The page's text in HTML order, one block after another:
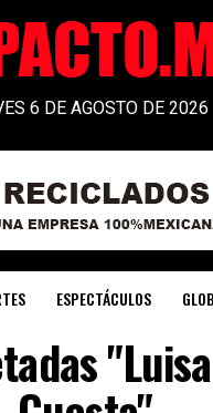
6 DE AGOSTO DE 2026
ESPECTÁCULOS